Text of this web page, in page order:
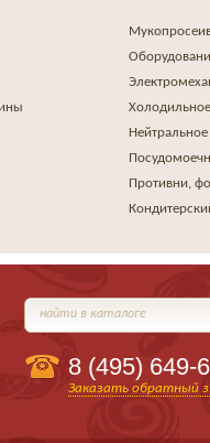
Противни,
найти в каталоге
8 (495) 649-
Заказать обратный